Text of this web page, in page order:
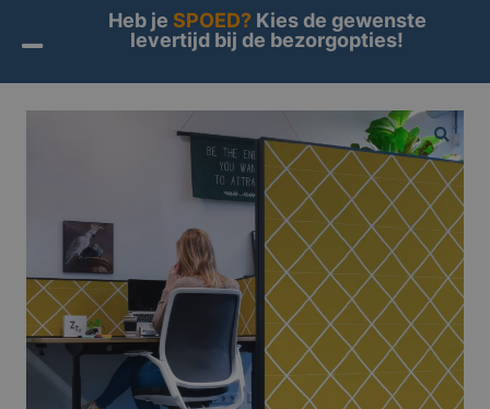
Home Producten/Interieur /Kantoor/ Akoestische
🔍
Heb je SPOED?Kies de gewenste
levertijd bij de bezorgopties!